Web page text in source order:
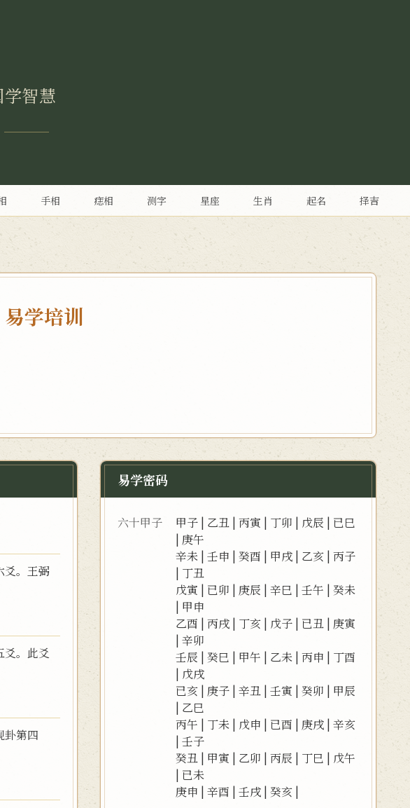
智慧
手相 痣相 测字 星座 生肖 起名 择吉
学培训
爻。王弼
爻。此爻
卦第四
易学密码
六十甲子 甲子 | 乙丑 |丙寅 | 丁卯 | 戊辰 | 已巳
| 庚午
辛未 |壬申 |癸酉 | 甲戌 | 乙亥 |丙子
| 丁丑
戊寅 | 已卯 | 庚辰 |辛巳 |壬午 |癸未
| 甲申
乙酉 |丙戌 | 丁亥 | 戊子 | 已丑 | 庚寅
|辛卯
壬辰 |癸巳 | 甲午 | 乙未 |丙申 | 丁酉
| 戊戌
已亥 | 庚子 |辛丑 |壬寅 |癸卯 | 甲辰
| 乙巳
丙午 | 丁未 | 戊申 | 已酉 | 庚戌 |辛亥
|壬子
癸丑 | 甲寅 | 乙卯 |丙辰 | 丁巳 | 戊午
| 已未
庚申 |辛酉 |壬戌 |癸亥 |